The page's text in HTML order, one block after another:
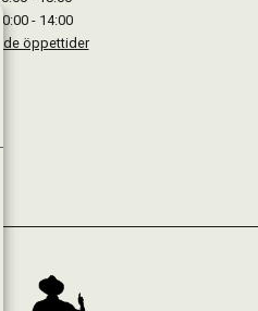
- 14:00
öppettider